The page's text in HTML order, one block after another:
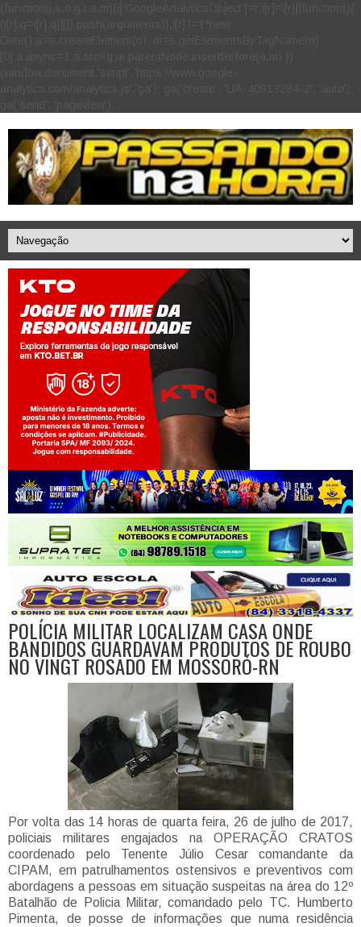
Jogue com responsabilidade. 18+
POLÍCIA MILITAR LOCALIZAM CASA ONDE
BANDIDOS GUARDAVAM PRODUTOS DE ROUBO
NO VINGT ROSADO EM MOSSORÓ-RN
Por volta das 14 horas de quarta feira, 26 de julho de 2017,
policiais militares engajados na OPERAÇÃO CRATOS
coordenado pelo Tenente Júlio Cesar comandante da
CIPAM, em patrulhamentos ostensivos e preventivos com
abordagens a pessoas em situação suspeitas na área do 12º
Batalhão de Policia Militar, comandado pelo TC. Humberto
Pimenta, de posse de informações que numa residência